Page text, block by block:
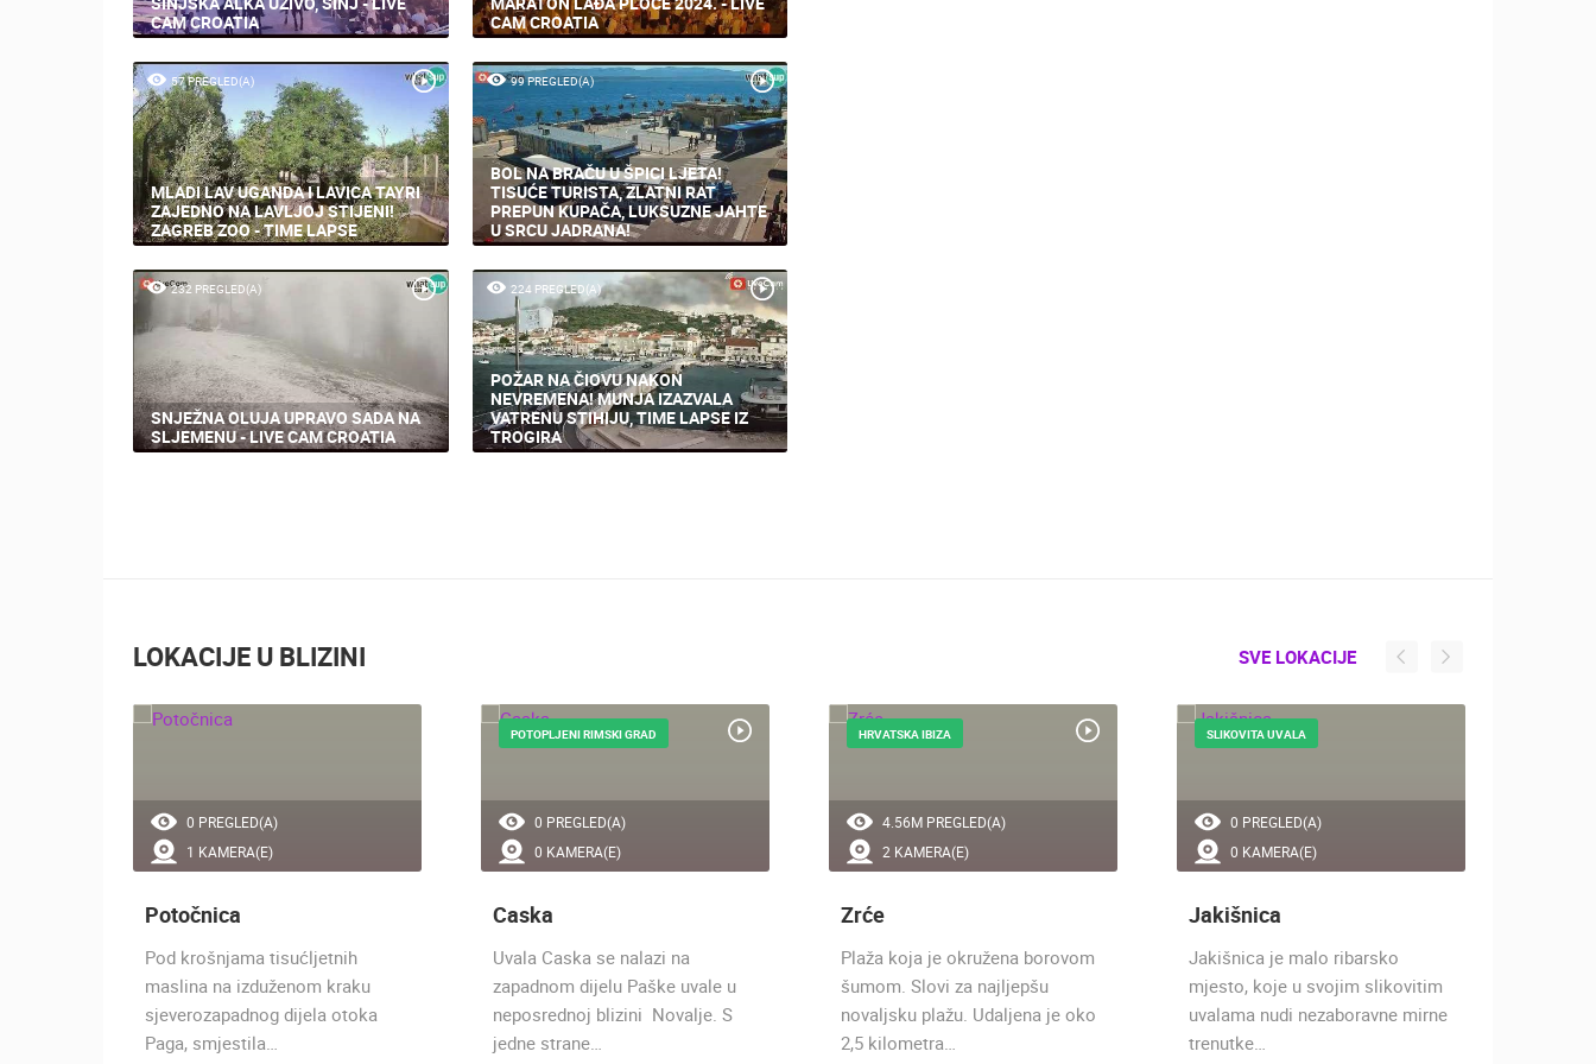
CAM CROATIA
CAM CROATIA
57 PREGLED(A)
MLADI LAV UGANDA I LAVICA TAYRI
ZAJEDNO NA LAVLJOJ STIJENI!
ZAGREB ZOO - TIME LAPSE
99 PREGLED(A)
BOL NA BRAČU U ŠPICI LJETA!
TISUĆE TURISTA, ZLATNI RAT
PREPUN KUPAČA, LUKSUZNE JAHTE
U SRCU JADRANA!
232 PREGLED(A)
SNJEŽNA OLUJA UPRAVO SADA NA
SLJEMENU - LIVE CAM CROATIA
224 PREGLED(A)
POŽAR NA ČIOVU NAKON
NEVREMENA! MUNJA IZAZVALA
VATRENU STIHIJU, TIME LAPSE IZ
TROGIRA
LOKACIJE U BLIZINI
0 PREGLED(A)
1 KAMERA(E)
Potočnica
Pod krošnjama tisućljetnih
maslina na izduženom kraku
sjeverozapadnog dijela otoka
Paga, smjestila…
0 PREGLED(A)
0 KAMERA(E)
POTOPLJENI RIMSKI GRAD
Caska
Uvala Caska se nalazi na
zapadnom dijelu Paške uvale u
neposrednoj blizini Novalje. S
jedne strane…
4.56M PREGLED(A)
2 KAMERA(E)
HRVATSKA IBIZA
Zrće
Plaža koja je okružena borovom
šumom. Slovi za najljepšu
novaljsku plažu. Udaljena je oko
2,5 kilometra…
0 PREGLED(A)
0 KAMERA(E)
SLIKOVITA UVALA
Jakišnica
Jakišnica je malo ribarsko
mjesto, koje u svojim slikovitim
uvalama nudi nezaboravne mirne
trenutke…
SVE LOKACIJE